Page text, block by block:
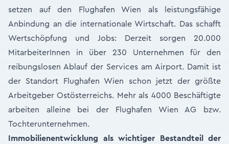
setzen auf den Flughafen Wien als leistungsfähige
Anbindung an die internationale Wirtschaft. Das schafft
Wertschöpfung und Jobs: Derzeit sorgen 20.000
MitarbeiterInnen in über 230 Unternehmen für den
reibungslosen Ablauf der Services am Airport. Damit ist
der Standort Flughafen Wien schon jetzt der größte
Arbeitgeber Ostösterreichs. Mehr als 4000 Beschäftigte
arbeiten alleine bei der Flughafen Wien AG bzw.
Tochterunternehmen.
Immobilienentwicklung als wichtiger Bestandteil der